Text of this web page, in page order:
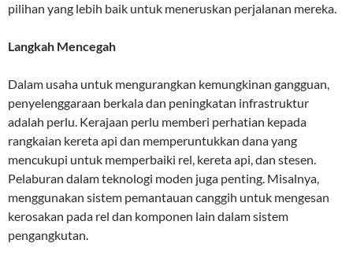
pilihan yang lebih baik untuk meneruskan perjalanan mereka.
Langkah Mencegah
Dalam usaha untuk mengurangkan kemungkinan gangguan,
penyelenggaraan berkala dan peningkatan infrastruktur
adalah perlu. Kerajaan perlu memberi perhatian kepada
rangkaian kereta api dan memperuntukkan dana yang
mencukupi untuk memperbaiki rel, kereta api, dan stesen.
Pelaburan dalam teknologi moden juga penting. Misalnya,
menggunakan sistem pemantauan canggih untuk mengesan
kerosakan pada rel dan komponen lain dalam sistem
pengangkutan.